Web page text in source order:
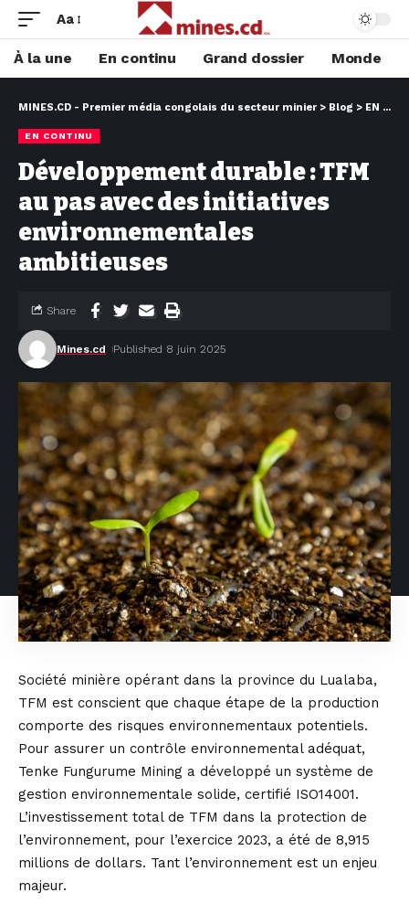
Aa
À la une En continu Grand dossier Monde
MINES.CD - Premier média congolais du secteur minier > Blog > EN CONTINU
EN CONTINU
Développement durable : TFM
au pas avec des initiatives
environnementales
ambitieuses
Mines.cd Published 8 juin 2025
Share
Société minière opérant dans la province du Lualaba,
TFM est conscient que chaque étape de la production
comporte des risques environnementaux potentiels.
Pour assurer un contrôle environnemental adéquat,
Tenke Fungurume Mining a développé un système de
gestion environnementale solide, certifié ISO14001.
L’investissement total de TFM dans la protection de
l’environnement, pour l’exercice 2023, a été de 8,915
millions de dollars. Tant l’environnement est un enjeu
majeur.